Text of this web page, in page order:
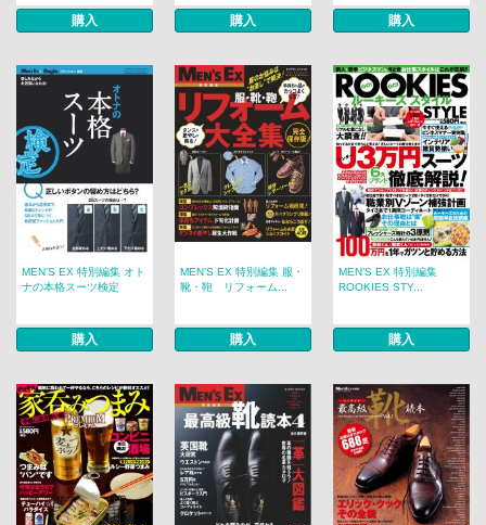
購入 購入 購入
MEN’S EX 特別編集 オト
ナの本格スーツ検定
購入
MEN’S EX 特別編集 服・
靴・鞄 リフォーム...
購入
MEN’S EX 特別編集
ROOKIES STY...
購入